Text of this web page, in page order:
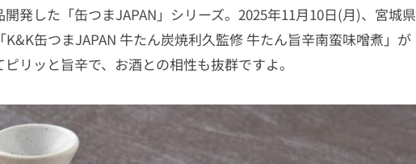
発した「缶つまJAPAN」シリーズ。2025年11月10日(月)、宮城県
缶つまJAPAN 牛たん炭焼利久監修 牛たん旨辛南蛮味噌煮」が
リッと旨辛で、お酒との相性も抜群ですよ。